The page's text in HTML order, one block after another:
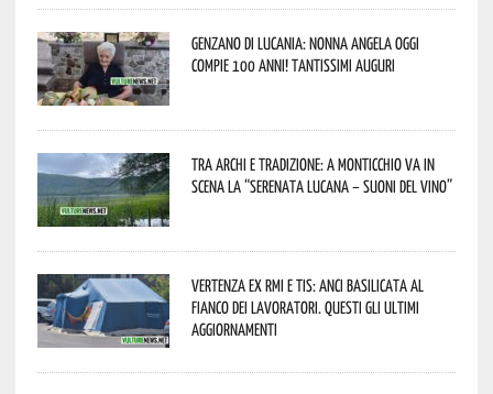
Genzano di Lucania: nonna Angela oggi
compie 100 anni! Tantissimi auguri
Tra archi e tradizione: a Monticchio va in
scena la “Serenata lucana – suoni del vino”
Vertenza ex RMI e TIS: ANCI Basilicata al
fianco dei lavoratori. Questi gli ultimi
aggiornamenti